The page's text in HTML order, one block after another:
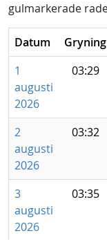
gulmarkerade
Datum Gryning
1
augusti
2026
03:29
2
augusti
2026
03:32
3
augusti
2026
03:35